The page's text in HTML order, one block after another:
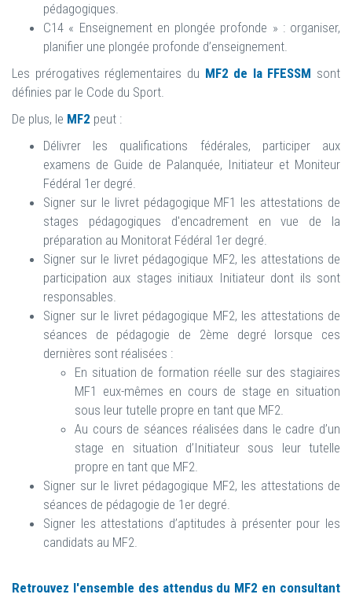
pédagogiques.
C14 « Enseignement en plongée profonde » : organiser,
planifier une plongée profonde d’enseignement.
Les prérogatives réglementaires du MF2 de la FFESSM sont
définies par le Code du Sport.
De plus, le MF2 peut :
Délivrer les qualifications fédérales, participer aux
examens de Guide de Palanquée, Initiateur et Moniteur
Fédéral 1er degré.
Signer sur le livret pédagogique MF1 les attestations de
stages pédagogiques d'encadrement en vue de la
préparation au Monitorat Fédéral 1er degré.
Signer sur le livret pédagogique MF2, les attestations de
participation aux stages initiaux Initiateur dont ils sont
responsables.
Signer sur le livret pédagogique MF2, les attestations de
séances de pédagogie de 2ème degré lorsque ces
dernières sont réalisées :
En situation de formation réelle sur des stagiaires
MF1 eux-mêmes en cours de stage en situation
sous leur tutelle propre en tant que MF2.
Au cours de séances réalisées dans le cadre d’un
stage en situation d’Initiateur sous leur tutelle
propre en tant que MF2.
Signer sur le livret pédagogique MF2, les attestations de
séances de pédagogie de 1er degré.
Signer les attestations d’aptitudes à présenter pour les
candidats au MF2.
Retrouvez l'ensemble des attendus du MF2 en consultant